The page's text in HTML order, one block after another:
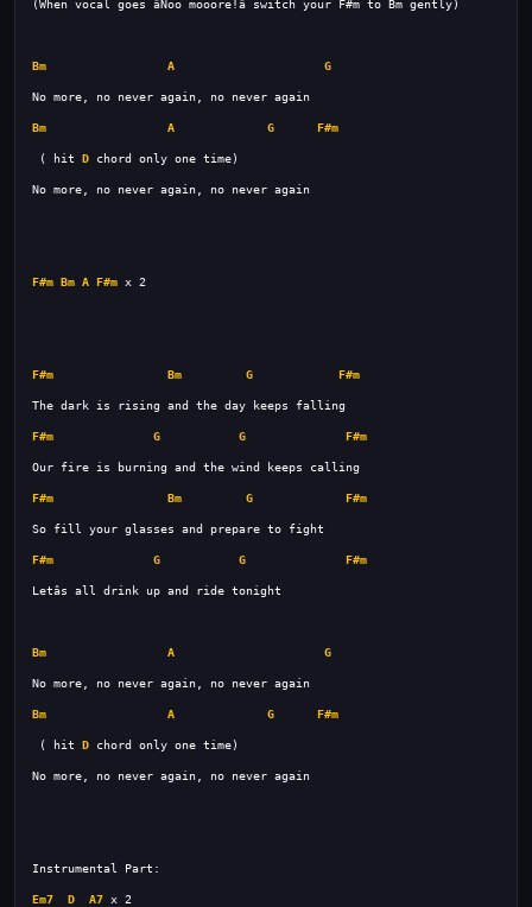
Bm A G
Bm A G F#m
( hit D
F#m Bm A F#m
F#m Bm G F#m
F#m G G F#m
F#m Bm G F#m
F#m G G F#m
Bm A G
Bm A G F#m
( hit D
Em7 D A7